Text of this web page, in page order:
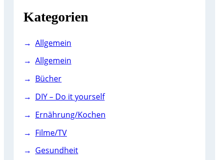
Kategorien
Allgemein
Allgemein
Bücher
DIY – Do it yourself
Ernährung/Kochen
Filme/TV
Gesundheit